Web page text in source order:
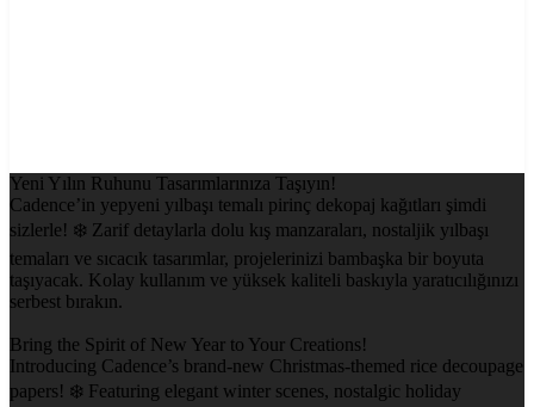
Yeni Yılın Ruhunu Tasarımlarınıza Taşıyın!
Cadence’in yepyeni yılbaşı temalı pirinç dekopaj kağıtları şimdi
sizlerle! ❄️ Zarif detaylarla dolu kış manzaraları, nostaljik yılbaşı
temaları ve sıcacık tasarımlar, projelerinizi bambaşka bir boyuta
taşıyacak. Kolay kullanım ve yüksek kaliteli baskıyla yaratıcılığınızı
serbest bırakın.
Bring the Spirit of New Year to Your Creations!
Introducing Cadence’s brand-new Christmas-themed rice decoupage
papers! ❄️ Featuring elegant winter scenes, nostalgic holiday